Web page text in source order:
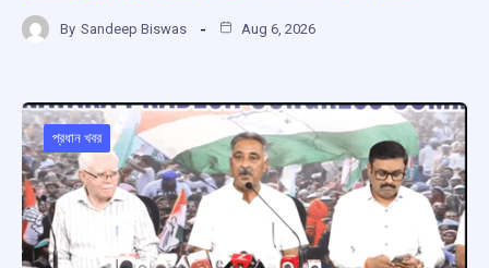
ce
o
o
k
at
A
p
p
d
s
a
m
By Sandeep Biswas Aug 6, 2026
প্রধান খবর